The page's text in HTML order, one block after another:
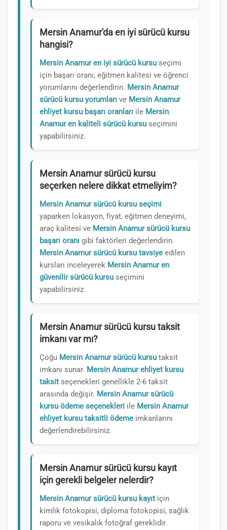
Mersin Anamur'da en iyi sürücü kursu
hangisi?
Mersin Anamur en iyi sürücü kursu seçimi
için başarı oranı, eğitmen kalitesi ve öğrenci
yorumlarını değerlendirin. Mersin Anamur
sürücü kursu yorumları ve Mersin Anamur
ehliyet kursu başarı oranları ile Mersin
Anamur en kaliteli sürücü kursu seçimini
yapabilirsiniz.
Mersin Anamur sürücü kursu
seçerken nelere dikkat etmeliyim?
Mersin Anamur sürücü kursu seçimi
yaparken lokasyon, fiyat, eğitmen deneyimi,
araç kalitesi ve Mersin Anamur sürücü kursu
başarı oranı gibi faktörleri değerlendirin.
Mersin Anamur sürücü kursu tavsiye edilen
kursları inceleyerek Mersin Anamur en
güvenilir sürücü kursu seçimini
yapabilirsiniz.
Mersin Anamur sürücü kursu taksit
imkanı var mı?
Çoğu Mersin Anamur sürücü kursu taksit
imkanı sunar. Mersin Anamur ehliyet kursu
taksit seçenekleri genellikle 2-6 taksit
arasında değişir. Mersin Anamur sürücü
kursu ödeme seçenekleri ile Mersin Anamur
ehliyet kursu taksitli ödeme imkanlarını
değerlendirebilirsiniz.
Mersin Anamur sürücü kursu kayıt
için gerekli belgeler nelerdir?
Mersin Anamur sürücü kursu kayıt için
kimlik fotokopisi, diploma fotokopisi, sağlık
raporu ve vesikalık fotoğraf gereklidir.